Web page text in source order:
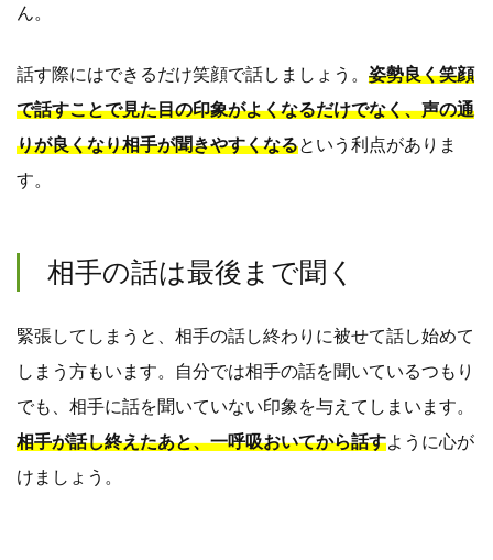
ん。
話す際にはできるだけ笑顔で話しましょう。 姿勢良く笑顔
で話すことで見た目の印象がよくなるだけでなく、声の通
りが良くなり相手が聞きやすくなるという利点がありま
す。
相手の話は最後まで聞く
緊張してしまうと、相手の話し終わりに被せて話し始めて
しまう方もいます。自分では相手の話を聞いているつもり
でも、相手に話を聞いていない印象を与えてしまいます。
相手が話し終えたあと、一呼吸おいてから話すように心が
けましょう。